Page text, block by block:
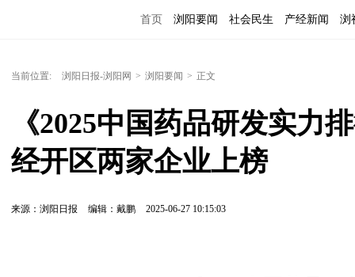
首页 浏阳要闻 社会民生 产经新闻 浏
当前位置: 浏阳日报-浏阳网 > 浏阳要闻 > 正文
《2025中国药品研发实力
经开区两家企业上榜
来源：浏阳日报 编辑：戴鹏 2025-06-27 10:15:03